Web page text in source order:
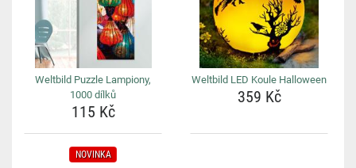
Weltbild Puzzle Lampiony,
1000 dílků
115 Kč
Weltbild LED Koule Halloween
359 Kč
NOVINKA